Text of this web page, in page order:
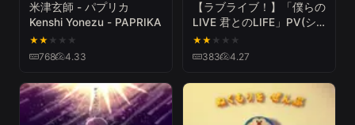
米津玄師 - パプリカ
Kenshi Yonezu - PAPRIKA
★★ ★ ★ ★
768 4.33
【ラブライブ！】「僕らの
LIVE 君とのLIFE」PV(シ
ョートサイズver.)
★★ ★ ★ ★
383 4.27